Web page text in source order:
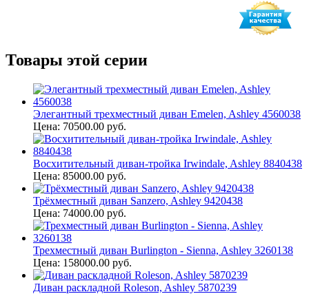
Товары этой серии
Элегантный трехместный диван Emelen, Ashley 4560038
Цена: 70500.00 руб.
Восхитительный диван-тройка Irwindale, Ashley 8840438
Цена: 85000.00 руб.
Трёхместный диван Sanzero, Ashley 9420438
Цена: 74000.00 руб.
Трехместный диван Burlington - Sienna, Ashley 3260138
Цена: 158000.00 руб.
Диван раскладной Roleson, Ashley 5870239